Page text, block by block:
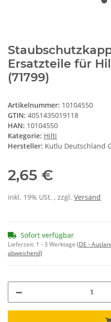
Ersatzteile für
(71799)
Artikelnummer: 10104550
GTIN: 4051435019118
HAN: 10104550
Kategorie: Hilti
Hersteller: Kutlu Deutschland
2,65 €
inkl. 19% USt. , zzgl. Versand
Sofort verfügbar
Lieferzeit: 1 - 3 Werktage (DE -
abweichend)